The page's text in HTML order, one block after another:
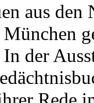
aus
In der